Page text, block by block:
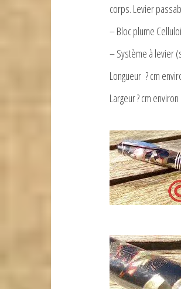
corps. Levier
– Bloc plume
– Système à levier
Longueur ? cm
Largeur ? cm environ